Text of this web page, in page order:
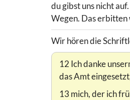
du gibst uns nicht
Wegen. Das erbitten
Wir hören die
12 Ich danke
das Amt
13 mich, der ich